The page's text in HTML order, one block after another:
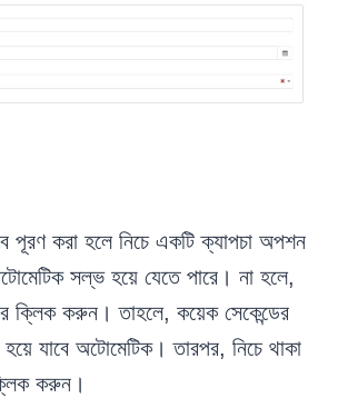
পূরণ করা হলে নিচে একটি ক্যাপচা অপশন
সল্ভ হয়ে যেতে পারে। না হলে,
ক্লিক করুন। তাহলে, কয়েক সেকেন্ডের
যাবে অটোমেটিক। তারপর, নিচে থাকা
করুন।